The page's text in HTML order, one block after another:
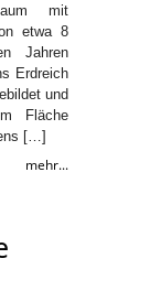
mit
etwa 8
Jahren
Erdreich
und
Fläche
[…]
mehr...